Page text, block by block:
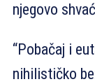
njegovo
“Pobačaj i
nihilističko